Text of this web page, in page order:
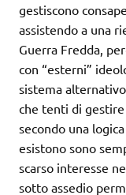
gestiscono
assistendo a una
Guerra Fredda,
con “esterni”
sistema
che tenti di gestire
secondo una
esistono sono
scarso interesse
sotto assedio